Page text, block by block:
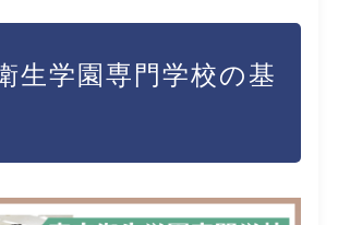
生学園専門学校の基